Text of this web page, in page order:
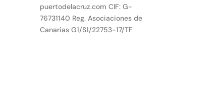
puertodelacruz.com CIF: G-
76731140 Reg. Asociaciones de
Canarias G1/S1/22753-17/TF